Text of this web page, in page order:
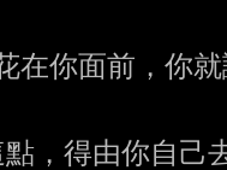
你面前，你
，得由你自己